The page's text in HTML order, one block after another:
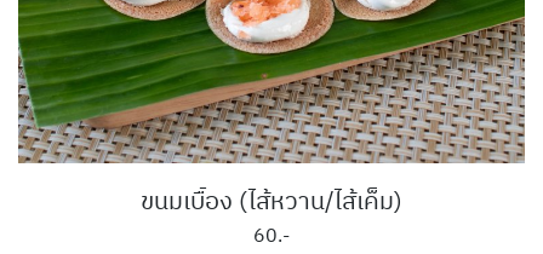
ขนมเบื้อง (ไส้หวาน/ไส้เค็ม)
60.-